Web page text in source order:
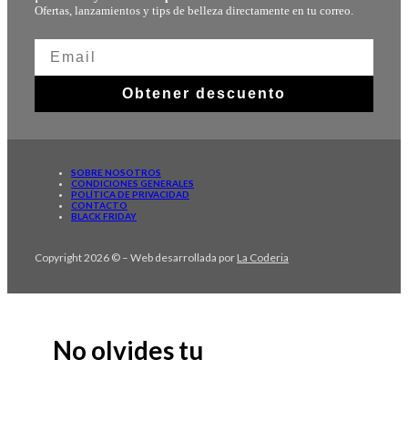
Ofertas, lanzamientos y tips de belleza directamente en tu correo.
Obtener descuento
SOBRE NOSOTROS
CONDICIONES GENERALES
POLÍTICA DE PRIVACIDAD
CONTACTO
BLACK FRIDAY
Copyright 2026 © – Web desarrollada por La Coderia
No olvides tu